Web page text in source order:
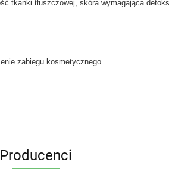
tkanki tłuszczowej, skóra wymagająca
zabiegu kosmetycznego.
Producenci